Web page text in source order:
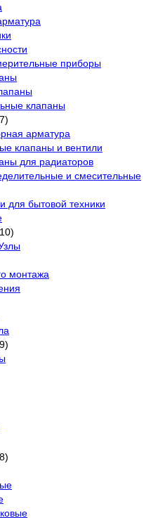
приборы
клапаны
арматура
клапаны и вентили
для радиаторов
и смесительные
для бытовой техники
монтажа